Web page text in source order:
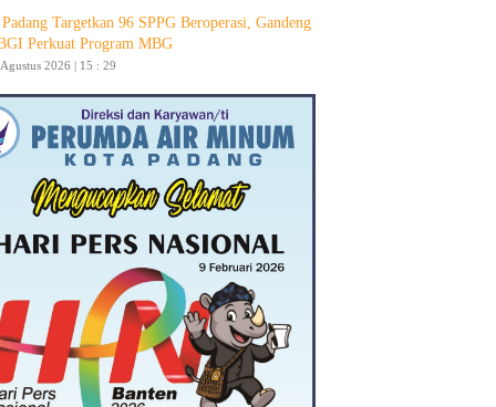
Targetkan 96 SPPG Beroperasi, Gandeng
Perkuat Program MBG
2026 | 15 : 29